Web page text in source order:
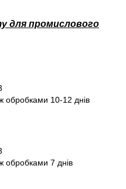
для промислового
обробками 10-12 днів
обробками 7 днів